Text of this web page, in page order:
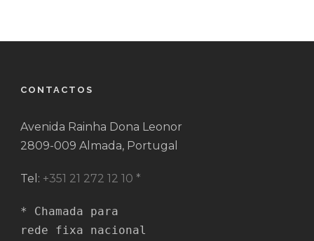
CONTACTOS
Avenida Rainha Dona Leonor
2809-009 Almada, Portugal
Tel: +351 21 272 12 10 *
* Chamada para
rede fixa nacional